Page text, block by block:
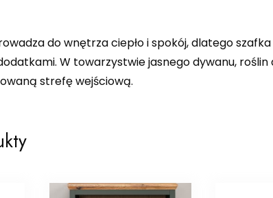
do wnętrza ciepło i spokój, dlatego
W towarzystwie jasnego dywanu,
strefę wejściową.